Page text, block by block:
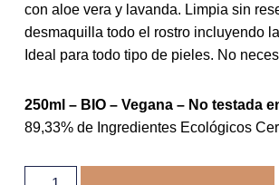
con aloe vera y lavanda. Limpia sin
desmaquilla todo el rostro incluyendo
Ideal para todo tipo de pieles. No
250ml – BIO – Vegana – No testada
89,33% de Ingredientes Ecológicos